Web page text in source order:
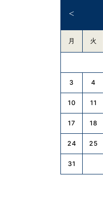
月 火
3 4
10 11
17 18
24 25
31